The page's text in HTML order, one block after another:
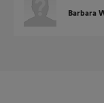
Barbara